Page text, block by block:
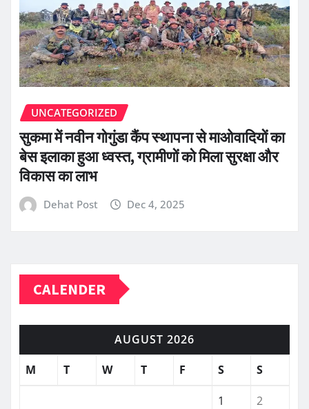
UNCATEGORIZED
सुकमा में नवीन गोगुंडा कैंप स्थापना से माओवादियों का
बेस इलाका हुआ ध्वस्त, ग्रामीणों को मिला सुरक्षा और
विकास का लाभ
Dehat Post Dec 4, 2025
CALENDER
AUGUST 2026
M
T W T F S S
1
2